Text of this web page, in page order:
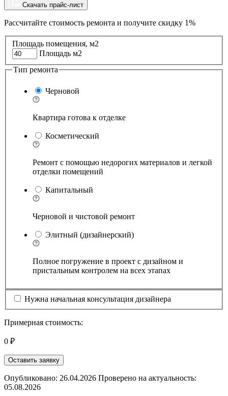
Скачать прайс-лист
Рассчитайте стоимость ремонта и получите скидку 1%
Площадь помещения, м2
Площадь м2
Тип ремонта
Черновой
Квартира готова к отделке
Косметический
Ремонт с помощью недорогих материалов и легкой
отделки помещений
Капитальный
Черновой и чистовой ремонт
Элитный (дизайнерский)
Полное погружение в проект с дизайном и
пристальным контролем на всех этапах
Нужна начальная консультация дизайнера
Примерная стоимость:
0 ₽
Оставить заявку
Опубликовано: 26.04.2026 Проверено на актуальность:
05.08.2026